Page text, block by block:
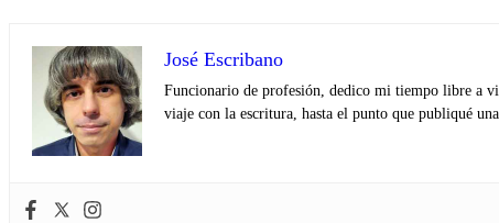
José Escribano
Funcionario de profesión, dedico mi tiempo libre a
viaje con la escritura, hasta el punto que publiqué